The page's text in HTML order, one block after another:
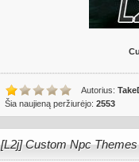
Autorius:
Šia naujieną peržiurėjo: 2553
[L2j] Custom Npc Themes